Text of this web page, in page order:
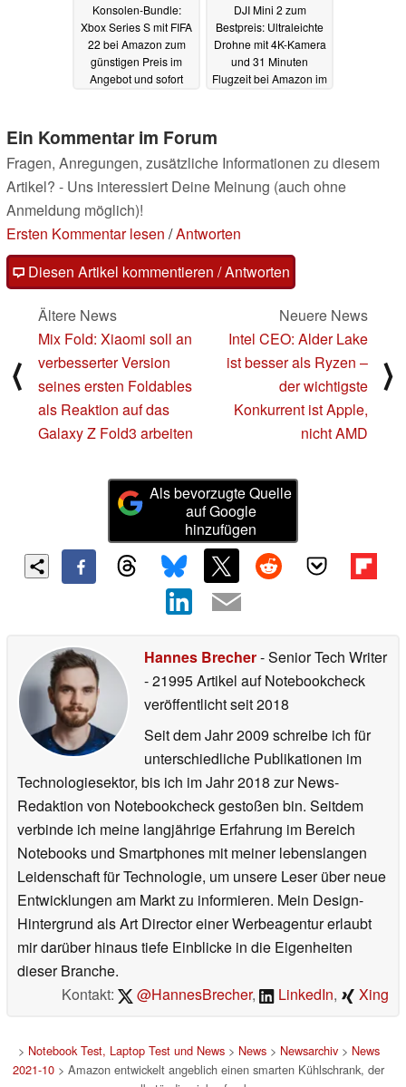
Konsolen-Bundle:
Xbox Series S mit FIFA
22 bei Amazon zum
günstigen Preis im
Angebot und sofort
DJI Mini 2 zum
Bestpreis: Ultraleichte
Drohne mit 4K-Kamera
und 31 Minuten
Flugzeit bei Amazon im
Ein Kommentar im Forum
Fragen, Anregungen, zusätzliche Informationen zu diesem
Artikel? - Uns interessiert Deine Meinung (auch ohne
Anmeldung möglich)!
Ersten Kommentar lesen /Antworten
Diesen Artikel kommentieren / Antworten
⟨
Ältere News
Mix Fold: Xiaomi soll an
verbesserter Version
seines ersten Foldables
als Reaktion auf das
Galaxy Z Fold3 arbeiten
Neuere News
Intel CEO: Alder Lake
ist besser als Ryzen –
der wichtigste
Konkurrent ist Apple,
nicht AMD
⟩
Als bevorzugte Quelle
auf Google
hinzufügen
Hannes Brecher- Senior Tech Writer
- 21995 Artikel auf Notebookcheck
veröffentlichtseit 2018
Seit dem Jahr 2009 schreibe ich für
unterschiedliche Publikationen im
Technologiesektor, bis ich im Jahr 2018 zur News-
Redaktion von Notebookcheck gestoßen bin. Seitdem
verbinde ich meine langjährige Erfahrung im Bereich
Notebooks und Smartphones mit meiner lebenslangen
Leidenschaft für Technologie, um unsere Leser über neue
Entwicklungen am Markt zu informieren. Mein Design-
Hintergrund als Art Director einer Werbeagentur erlaubt
mir darüber hinaus tiefe Einblicke in die Eigenheiten
dieser Branche.
Kontakt:
@HannesBrecher, LinkedIn, Xing
> Notebook Test, Laptop Test und News> News> Newsarchiv> News
2021-10 > Amazon entwickelt angeblich einen smarten Kühlschrank, der